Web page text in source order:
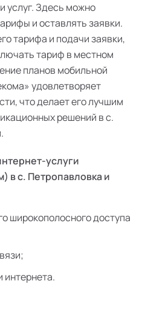
услуг. Здесь можно
и оставлять заявки.
тарифа и подачи заявки,
тариф в местном
планов мобильной
удовлетворяет
что делает его лучшим
решений в с.
услуги
в с. Петропавловка и
широкополосного доступа
интернета.